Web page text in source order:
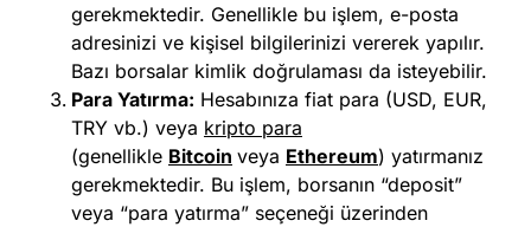
gerekmektedir. Genellikle bu işlem, e-posta
adresinizi ve kişisel bilgilerinizi vererek yapılır.
Bazı borsalar kimlik doğrulaması da isteyebilir.
Para Yatırma: Hesabınıza fiat para (USD, EUR,
TRY vb.) veya kripto para
(genellikle Bitcoin veya Ethereum) yatırmanız
gerekmektedir. Bu işlem, borsanın “deposit”
veya “para yatırma” seçeneği üzerinden